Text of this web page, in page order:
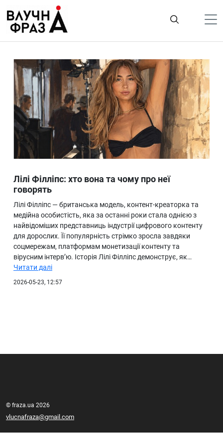
содержимому
Гроші
Життя
Лайфстайл
ТехноНаука
Людина
Ukraine
Про нас
Лілі Філліпс: хто вона та чому про неї
говорять
Лілі Філліпс — британська модель, контент-креаторка та
медійна особистість, яка за останні роки стала однією з
найвідоміших представниць індустрії цифрового контенту
для дорослих. Її популярність стрімко зросла завдяки
соцмережам, платформам монетизації контенту та
вірусним інтерв’ю. Історія Лілі Філліпс демонструє, як…
Читати далі
2026-05-23, 12:57
© fraza.ua 2026
vlucnafraza@gmail.com